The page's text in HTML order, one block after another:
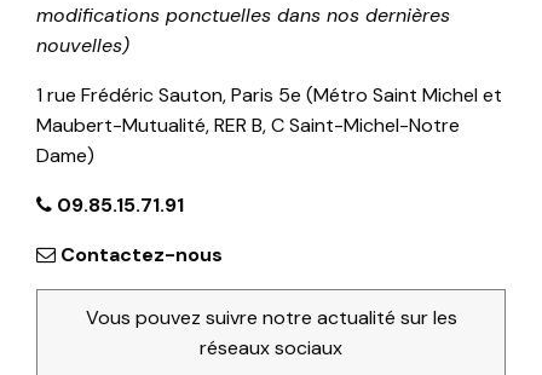
modifications ponctuelles dans nos dernières
nouvelles)
1 rue Frédéric Sauton, Paris 5e (Métro Saint Michel et
Maubert-Mutualité, RER B, C Saint-Michel-Notre
Dame)
09.85.15.71.91
Contactez-nous
Vous pouvez suivre notre actualité sur les
réseaux sociaux